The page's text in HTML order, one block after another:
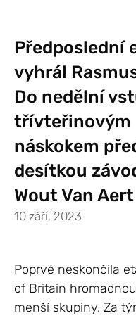
Předposlední
vyhrál
Do nedělní
třívteřinovým
náskokem
desítkou
Wout Van Aert
10 září, 2023
Poprvé neskončila
of Britain
menší skupiny. Za